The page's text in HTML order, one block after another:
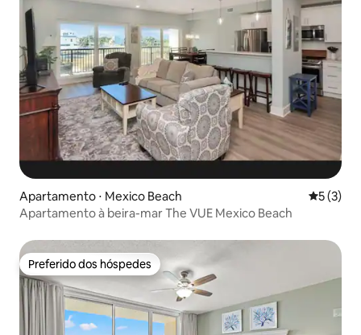
Apartamento ⋅ Mexico Beach 5 de
5 (3)
Apartamento à beira-mar The VUE Mexico Beach
Preferido dos hóspedes
Preferido dos hóspedes